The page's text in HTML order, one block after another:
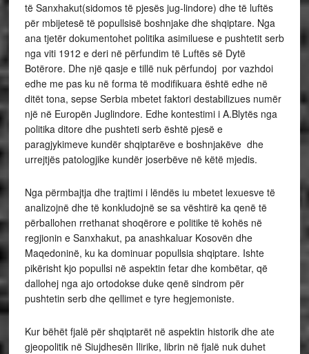
të Sanxhakut(sidomos të pjesës jug-lindore) dhe të luftës
për mbijetesë të popullsisë boshnjake dhe shqiptare. Nga
ana tjetër dokumentohet politika asimiluese e pushtetit serb
nga viti 1912 e deri në përfundim të Luftës së Dytë
Botërore. Dhe një qasje e tillë nuk përfundoj por vazhdoi
edhe me pas ku në forma të modifikuara është edhe në
ditët tona, sepse Serbia mbetet faktori destabilizues numër
një në Europën Juglindore. Edhe kontestimi i A.Blytës nga
politika ditore dhe pushteti serb është pjesë e
paragjykimeve kundër shqiptarëve e boshnjakëve dhe
urrejtjës patologjike kundër joserbëve në këtë mjedis.
Nga përmbajtja dhe trajtimi i lëndës iu mbetet lexuesve të
analizojnë dhe të konkludojnë se sa vështirë ka qenë të
përballohen rrethanat shoqërore e politike të kohës në
regjionin e Sanxhakut, pa anashkaluar Kosovën dhe
Maqedoninë, ku ka dominuar popullsia shqiptare. Ishte
pikërisht kjo popullsi në aspektin fetar dhe kombëtar, që
dallohej nga ajo ortodokse duke qenë sindrom për
pushtetin serb dhe qellimet e tyre hegjemoniste.
Kur bëhët fjalë për shqiptarët në aspektin historik dhe ate
gjeopolitik në Siujdhesën Ilirike, librin në fjalë nuk duhet